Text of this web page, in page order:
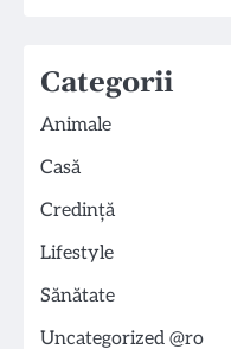
Categorii
Animale
Casă
Credință
Lifestyle
Sănătate
Uncategorized @ro